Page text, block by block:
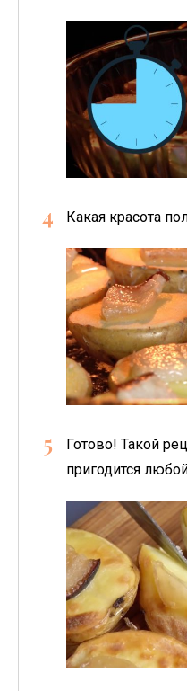
Какая красота
Готово! Такой
пригодится